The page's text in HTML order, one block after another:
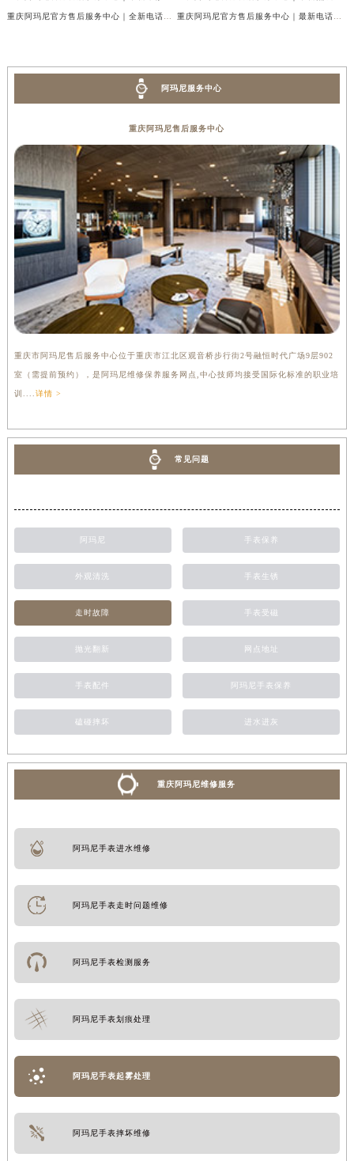
阿玛尼服务中心
重庆阿玛尼售后服务中心
重庆市阿玛尼售后服务中心位于重庆市江北区观音桥步行街2号融恒时代广场9层902
室（需提前预约），是阿玛尼维修保养服务网点,中心技师均接受国际化标准的职业培
训.... 详情 >
常见问题
阿玛尼 手表保养
外观清洗 手表生锈
走时故障 手表受磁
抛光翻新 网点地址
手表配件 阿玛尼手表保养
磕碰摔坏 进水进灰
重庆阿玛尼维修服务
阿玛尼手表进水维修
阿玛尼手表走时问题维修
阿玛尼手表检测服务
阿玛尼手表划痕处理
阿玛尼手表起雾处理
阿玛尼手表摔坏维修